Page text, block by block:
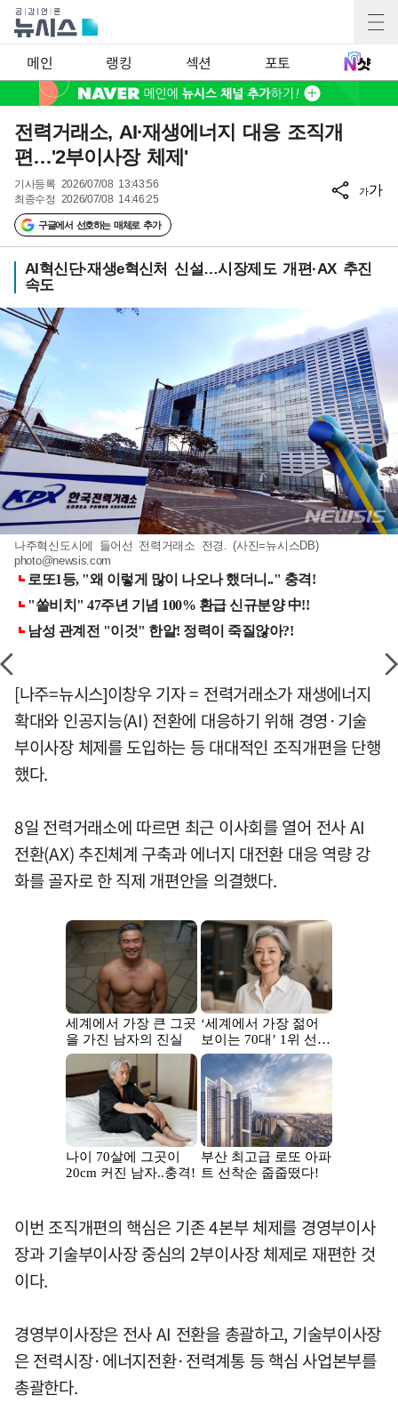
메인 랭킹 섹션 포토
전력거래소, AI·재생에너지 대응 조직개
편…'2부이사장 체제'
기사등록 2026/07/08 13:43:56
최종수정 2026/07/08 14:46:25
구글에서 선호하는 매체로 추가
가가
AI혁신단·재생e혁신처 신설…시장제도 개편·AX 추진
속도
나주혁신도시에 들어선 전력거래소 전경. (사진=뉴시스DB)
photo@newsis.com
[나주=뉴시스]이창우 기자 = 전력거래소가 재생에너지
확대와 인공지능(AI) 전환에 대응하기 위해 경영·기술
부이사장 체제를 도입하는 등 대대적인 조직개편을 단행
했다.
8일 전력거래소에 따르면 최근 이사회를 열어 전사 AI
전환(AX) 추진체계 구축과 에너지 대전환 대응 역량 강
화를 골자로 한 직제 개편안을 의결했다.
이번 조직개편의 핵심은 기존 4본부 체제를 경영부이사
장과 기술부이사장 중심의 2부이사장 체제로 재편한 것
이다.
경영부이사장은 전사 AI 전환을 총괄하고, 기술부이사장
은 전력시장·에너지전환·전력계통 등 핵심 사업본부를
총괄한다.